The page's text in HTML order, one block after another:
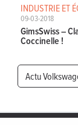
INDUSTRIE ET
09-03-2018
GimsSwiss –
Coccinelle !
Actu